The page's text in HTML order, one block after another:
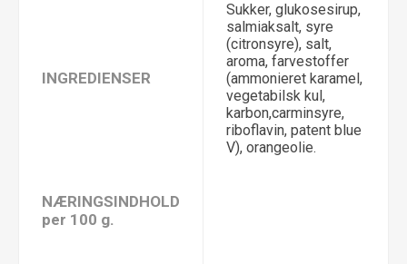
INGREDIENSER
Sukker, glukosesirup,
salmiaksalt, syre
(citronsyre), salt,
aroma, farvestoffer
(ammonieret karamel,
vegetabilsk kul,
karbon,carminsyre,
riboflavin, patent blue
V), orangeolie.
NÆRINGSINDHOLD
per 100 g.